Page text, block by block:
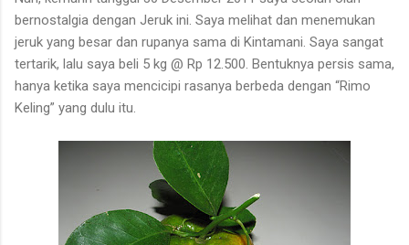
bernostalgia dengan Jeruk ini. Saya melihat dan menemukan
jeruk yang besar dan rupanya sama di Kintamani. Saya sangat
tertarik, lalu saya beli 5 kg @ Rp 12.500. Bentuknya persis sama,
hanya ketika saya mencicipi rasanya berbeda dengan “Rimo
Keling” yang dulu itu.